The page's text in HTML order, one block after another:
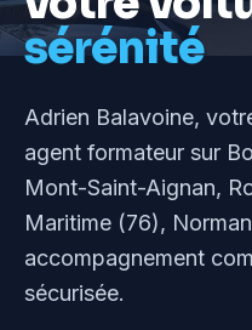
sérénité
Adrien Balavoine,
agent formateur sur
Mont-Saint-Aignan,
Maritime (76),
accompagnement
sécurisée.